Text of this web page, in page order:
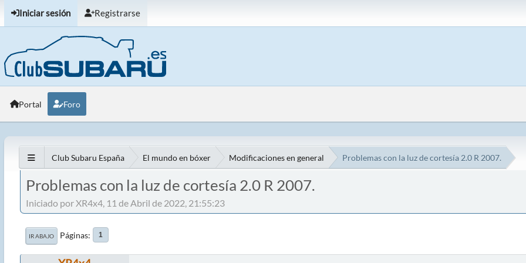
Iniciar sesión Registrarse
Portal Foro
Club Subaru España El mundo en bóxer Modificaciones en general Problemas con la luz de cortesía 2.0 R 2007.
Problemas con la luz de cortesía 2.0 R 2007.
Iniciado por XR4x4, 11 de Abril de 2022, 21:55:23
IR ABAJO Páginas 1